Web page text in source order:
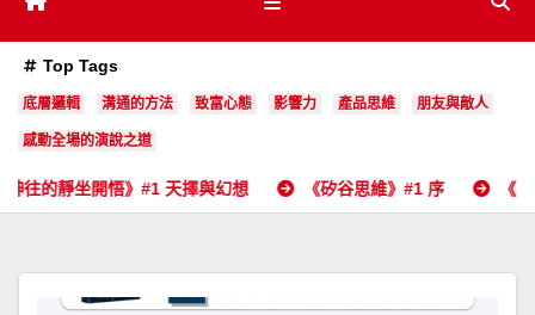
Top Tags
底層邏輯 溝通的方法 致富心態 影響力 產品思維 朋友與敵人
感動全場的演說之道
開悟》#1 天擇與幻想 《矽谷思維》#1 序 《真確》#1 二